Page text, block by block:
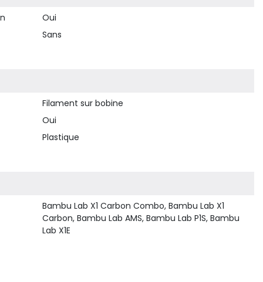
Oui
Sans
Filament sur bobine
Oui
Plastique
Bambu Lab X1 Carbon Combo, Bambu Lab X1
Carbon, Bambu Lab AMS, Bambu Lab P1S, Bambu
Lab X1E